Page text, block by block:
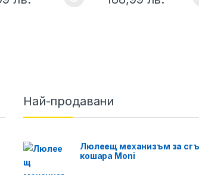
has multiple variants. The options may be
Най-продавани
Люлеещ механизъм за
кошара Moni